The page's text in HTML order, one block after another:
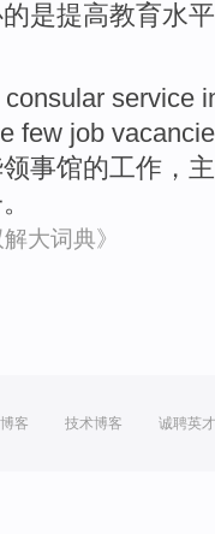
的是提高教育水平
consular service
few job
领事馆的工作，
大词典》
客 技术博客 诚聘英才